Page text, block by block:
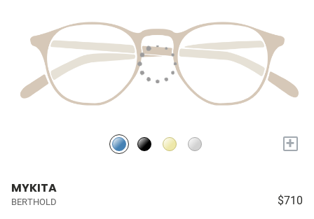
+
MYKITA
BERTHOLD $710